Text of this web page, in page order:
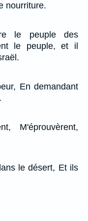
nourriture.
le peuple des
le peuple, et il
En demandant
M'éprouvèrent,
le désert, Et ils